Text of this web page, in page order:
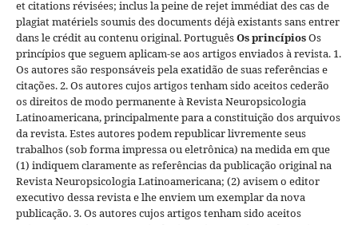
et citations révisées; inclus la peine de rejet immédiat des cas de
plagiat matériels soumis des documents déjà existants sans entrer
dans le crédit au contenu original.PortuguêsOs princípiosOs
princípios que seguem aplicam-se aos artigos enviados à revista. 1.
Os autores são responsáveis pela exatidão de suas referências e
citações. 2. Os autores cujos artigos tenham sido aceitos cederão
os direitos de modo permanente à Revista Neuropsicologia
Latinoamericana, principalmente para a constituição dos arquivos
da revista. Estes autores podem republicar livremente seus
trabalhos (sob forma impressa ou eletrônica) na medida em que
(1) indiquem claramente as referências da publicação original na
Revista Neuropsicologia Latinoamericana; (2) avisem o editor
executivo dessa revista e lhe enviem um exemplar da nova
publicação. 3. Os autores cujos artigos tenham sido aceitos